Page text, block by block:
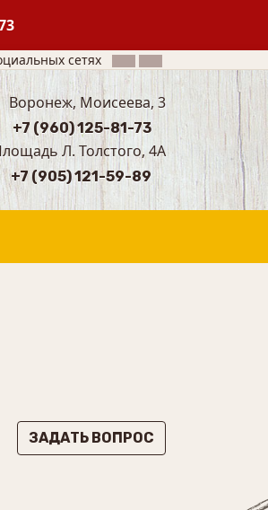
сетях
Воронеж, Моисеева, 3
+7 (960) 125-81-73
Л. Толстого, 4А
+7 (905) 121-59-89
ЗАДАТЬ ВОПРОС